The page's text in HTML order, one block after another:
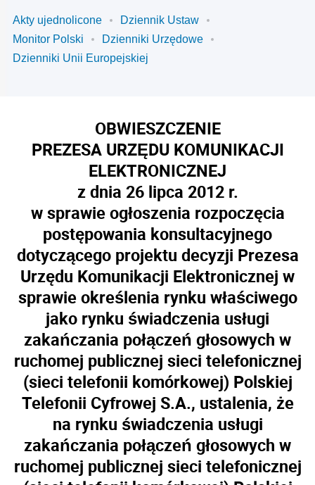
Akty ujednolicone
Dziennik Ustaw
Monitor Polski
Dzienniki Urzędowe
Dzienniki Unii Europejskiej
OBWIESZCZENIE
PREZESA URZĘDU KOMUNIKACJI
ELEKTRONICZNEJ
z dnia 26 lipca 2012 r.
w sprawie ogłoszenia rozpoczęcia
postępowania konsultacyjnego
dotyczącego projektu decyzji Prezesa
Urzędu Komunikacji Elektronicznej w
sprawie określenia rynku właściwego
jako rynku świadczenia usługi
zakańczania połączeń głosowych w
ruchomej publicznej sieci telefonicznej
(sieci telefonii komórkowej) Polskiej
Telefonii Cyfrowej S.A., ustalenia, że
na rynku świadczenia usługi
zakańczania połączeń głosowych w
ruchomej publicznej sieci telefonicznej